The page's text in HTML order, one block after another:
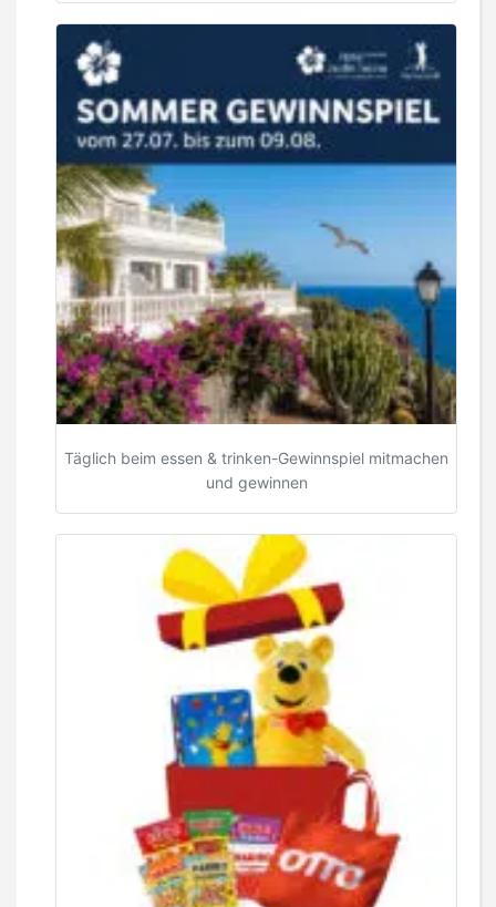
Täglich beim essen & trinken-Gewinnspiel mitmachen
und gewinnen